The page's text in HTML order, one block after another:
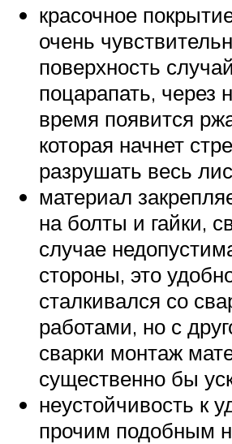
красочное
очень
поверхность
поцарапать, через
время появится
которая начнет
разрушать весь
материал
на болты и гайки,
случае
стороны, это
сталкивался со
работами, но с
сварки монтаж
существенно бы
неустойчивость к
прочим подобным